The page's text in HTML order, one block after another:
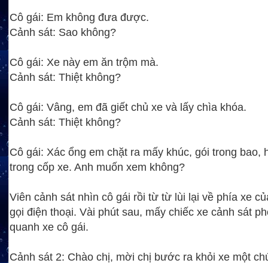
Cô gái: Em không đưa được.
Cảnh sát: Sao không?
Cô gái: Xe này em ăn trộm mà.
Cảnh sát: Thiệt không?
Cô gái: Vâng, em đã giết chủ xe và lấy chìa khóa.
Cảnh sát: Thiệt không?
Cô gái: Xác ổng em chặt ra mấy khúc, gói trong bao,
trong cốp xe. Anh muốn xem không?
Viên cảnh sát nhìn cô gái rồi từ từ lùi lại về phía xe
gọi điện thoại. Vài phút sau, mấy chiếc xe cảnh sát
quanh xe cô gái.
Cảnh sát 2: Chào chị, mời chị bước ra khỏi xe một